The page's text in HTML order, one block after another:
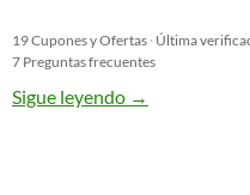
19 Cupones y Ofertas · Última
7 Preguntas frecuentes
Sigue leyendo →